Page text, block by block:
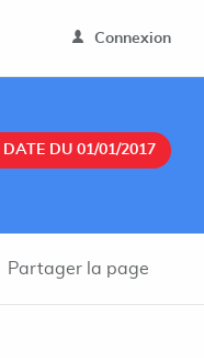
Connexion
DU 01/01/2017
Partager la page